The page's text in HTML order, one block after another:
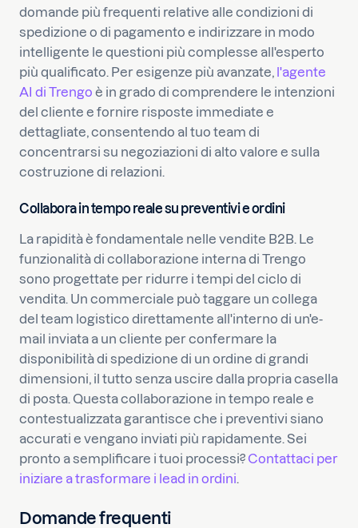
domande più frequenti relative alle condizioni di
spedizione o di pagamento e indirizzare in modo
intelligente le questioni più complesse all'esperto
più qualificato. Per esigenze più avanzate, l'agente
AI di Trengo è in grado di comprendere le intenzioni
del cliente e fornire risposte immediate e
dettagliate, consentendo al tuo team di
concentrarsi su negoziazioni di alto valore e sulla
costruzione di relazioni.
Collabora in tempo reale su preventivi e ordini
La rapidità è fondamentale nelle vendite B2B. Le
funzionalità di collaborazione interna di Trengo
sono progettate per ridurre i tempi del ciclo di
vendita. Un commerciale può taggare un collega
del team logistico direttamente all'interno di un'e-
mail inviata a un cliente per confermare la
disponibilità di spedizione di un ordine di grandi
dimensioni, il tutto senza uscire dalla propria casella
di posta. Questa collaborazione in tempo reale e
contestualizzata garantisce che i preventivi siano
accurati e vengano inviati più rapidamente. Sei
pronto a semplificare i tuoi processi? Contattaci per
iniziare a trasformare i lead in ordini.
Domande frequenti